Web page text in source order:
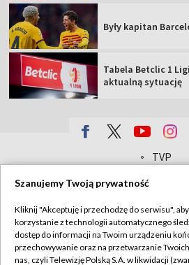
Były kapitan
Tabela Betclic 1
aktualną sytuację
TVP
Abonament
Biuro
Oferta
Regulamin
Moje zgody
Biuro
Szanujemy Twoją prywatność
Kliknij "Akceptuję i przechodzę do serwisu",
korzystanie z technologii automatycznego
dostęp do informacji na Twoim urządzeniu
przechowywanie oraz na przetwarzanie
nas, czyli Telewizję Polską S.A. w likwidacji